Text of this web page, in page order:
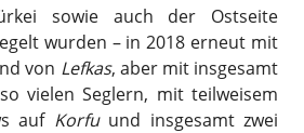
sowie auch der Ostseite
wurden – in 2018 erneut mit
von Lefkas, aber mit insgesamt
vielen Seglern, mit teilweisem
auf Korfuund insgesamt zwei